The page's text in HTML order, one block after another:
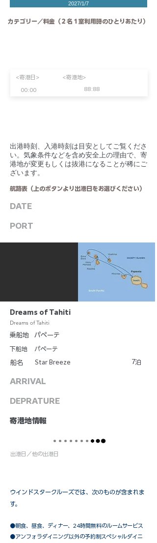
<寄港日>
00:00 88:88
<寄港地>
2027/1/7
カテゴリー／料金（２名１室利用時のひとりあたり）
​出港時刻、入港時刻は目安としてご覧くださ
い。気象条件などを含め安全上の理由で、寄
港地が変更もしくは抜港になることが稀にご
ざいます。
航路表（上のボタンより出港日をお選びください）
DATE
PORT
Dreams of Tahiti
Dreams of Tahiti
乗船地
下船地
船名
パペーテ
パペーテ
Star Breeze 7泊
ARRIVAL
DEPRATURE
​寄港地情報
出港日／他の出港日
ウインドスタークルーズでは、次のものが含まれま
す。
●朝食、昼食、ディナー、24時間無料のルームサービス
​●アンフォラダイニング以外の予約制スペシャルダイニ